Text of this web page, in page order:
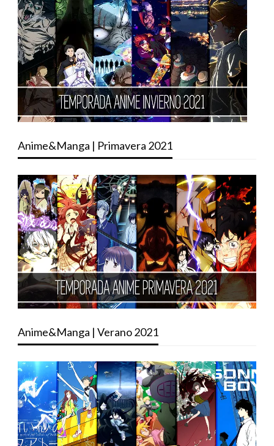
Anime&Manga | Primavera 2021
Anime&Manga | Verano 2021